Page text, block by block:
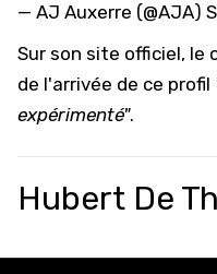
— AJ Auxerre (@AJA)
Sur son site officiel, le
de l'arrivée de ce profil
expérimenté".
Hubert De